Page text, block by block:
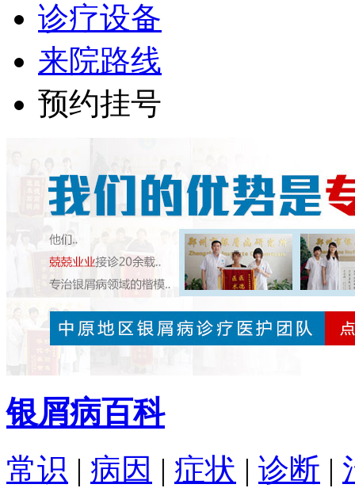
诊疗设备
来院路线
预约挂号
银屑病百科
常识 | 病因 | 症状 | 诊断 |